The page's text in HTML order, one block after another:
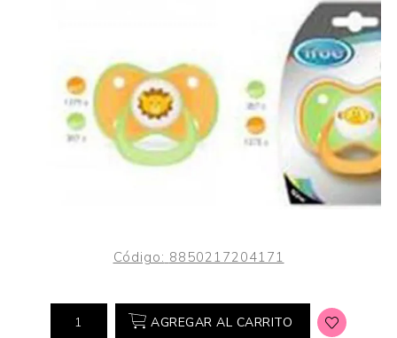
Código: 8850217204171
AGREGAR AL CARRITO